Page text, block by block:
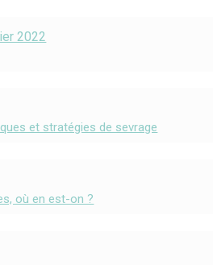
2022
et stratégies de sevrage
où en est-on ?